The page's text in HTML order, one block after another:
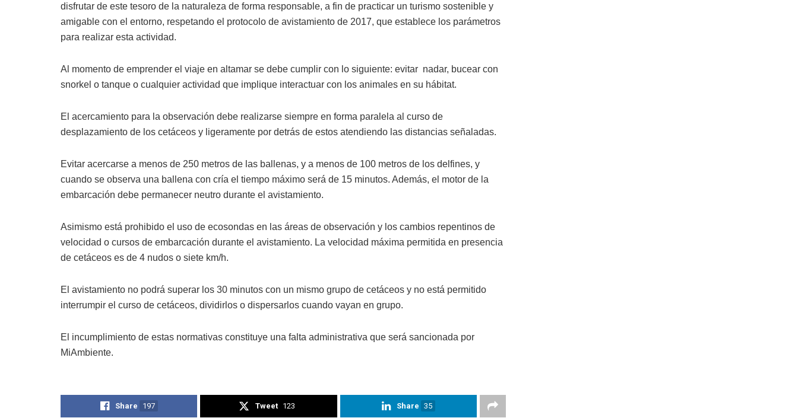
disfrutar de este tesoro de la naturaleza de forma responsable, a fin de practicar un turismo sostenible y
amigable con el entorno, respetando el protocolo de avistamiento de 2017, que establece los parámetros
para realizar esta actividad.
Al momento de emprender el viaje en altamar se debe cumplir con lo siguiente: evitar nadar, bucear con
snorkel o tanque o cualquier actividad que implique interactuar con los animales en su hábitat.
El acercamiento para la observación debe realizarse siempre en forma paralela al curso de
desplazamiento de los cetáceos y ligeramente por detrás de estos atendiendo las distancias señaladas.
Evitar acercarse a menos de 250 metros de las ballenas, y a menos de 100 metros de los delfines, y
cuando se observa una ballena con cría el tiempo máximo será de 15 minutos. Además, el motor de la
embarcación debe permanecer neutro durante el avistamiento.
Asimismo está prohibido el uso de ecosondas en las áreas de observación y los cambios repentinos de
velocidad o cursos de embarcación durante el avistamiento. La velocidad máxima permitida en presencia
de cetáceos es de 4 nudos o siete km/h.
El avistamiento no podrá superar los 30 minutos con un mismo grupo de cetáceos y no está permitido
interrumpir el curso de cetáceos, dividirlos o dispersarlos cuando vayan en grupo.
El incumplimiento de estas normativas constituye una falta administrativa que será sancionada por
MiAmbiente.
Share 197 Tweet 123 Share 35